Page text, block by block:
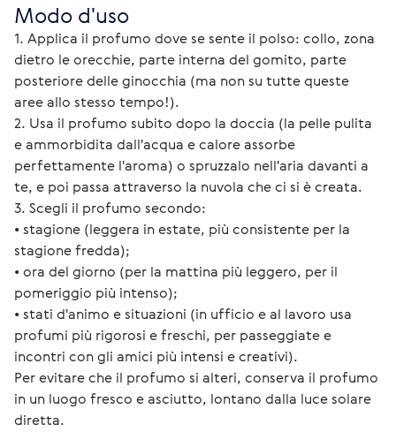
Modo d'uso
1. Applica il profumo dove se sente il polso: collo, zona
dietro le orecchie, parte interna del gomito, parte
posteriore delle ginocchia (ma non su tutte queste
aree allo stesso tempo!).
2. Usa il profumo subito dopo la doccia (la pelle pulita
e ammorbidita dall'acqua e calore assorbe
perfettamente l'aroma) o spruzzalo nell'aria davanti a
te, e poi passa attraverso la nuvola che ci si è creata.
3. Scegli il profumo secondo:
• stagione (leggera in estate, più consistente per la
stagione fredda);
• ora del giorno (per la mattina più leggero, per il
pomeriggio più intenso);
• stati d'animo e situazioni (in ufficio e al lavoro usa
profumi più rigorosi e freschi, per passeggiate e
incontri con gli amici più intensi e creativi).
Per evitare che il profumo si alteri, conserva il profumo
in un luogo fresco e asciutto, lontano dalla luce solare
diretta.